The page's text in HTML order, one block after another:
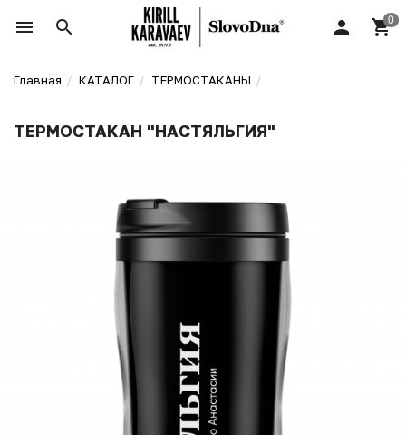
Главная КАТАЛОГ ТЕРМОСТАКАНЫ
ТЕРМОСТАКАН "НАСТЯЛЬГИЯ"